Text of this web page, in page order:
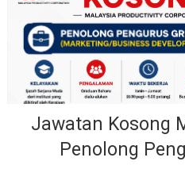
Jawatan Kosong
Penolong